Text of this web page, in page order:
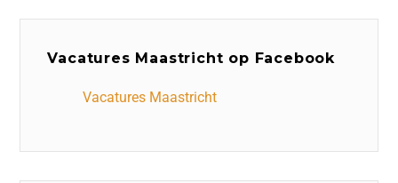
Vacatures Maastricht op Facebook
Vacatures Maastricht